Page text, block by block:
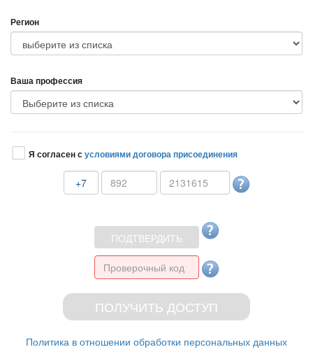
Регион
аша профессия
Я согласен сусловиями договора присоединения
+7
Политика в отношении обработки персональных данных